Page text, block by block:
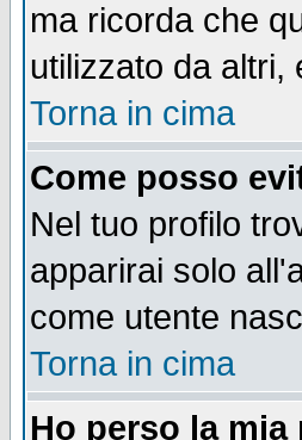
ma ricorda che
utilizzato da
Torna in cima
Come posso
Nel tuo profilo
apparirai solo
come utente
Torna in cima
Ho perso la mia